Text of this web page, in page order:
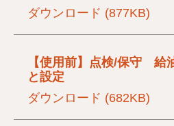
ダウンロード (877KB)
【使用前】点検/保守
と設定
ダウンロード (682KB)